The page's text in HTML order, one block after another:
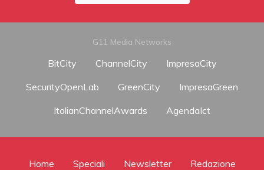
G11 Media Networks
BitCity ChannelCity
ImpresaCity
SecurityOpenLab
GreenCity
ImpresaGreen
ItalianChannelAwards
AgendaIct
Home Speciali Newsletter Redazione